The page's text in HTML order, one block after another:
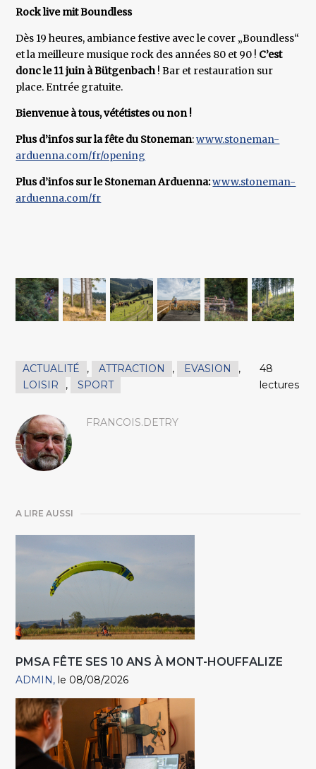
Rock live mit Boundless
Dès 19 heures, ambiance festive avec le cover „Boundless“
et la meilleure musique rock des années 80 et 90 ! C’est
donc le 11 juin à Bütgenbach! Bar et restauration sur
place. Entrée gratuite.
Bienvenue à tous, vététistes ou non !
Plus d’infos sur la fête du Stoneman:www.stoneman-
arduenna.com/fr/opening
Plus d’infos sur le Stoneman Arduenna:www.stoneman-
arduenna.com/fr
ACTUALITÉ , ATTRACTION , EVASION
,
LOISIR
, SPORT
48
lectures
FRANCOIS.DETRY
A LIRE AUSSI
PMSA FÊTE SES 10 ANS À MONT-HOUFFALIZE
ADMIN le 08/08/2026